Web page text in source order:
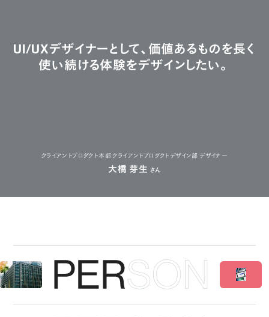
UI/UXデザイナーとして、価値あるものを長く
使い続ける体験をデザインしたい。
クライアントプロダクト本部 クライアントプロダクトデザイン部 デザイナー
大橋 芽生 さん